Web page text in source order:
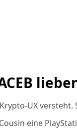
UX versteht.
eine